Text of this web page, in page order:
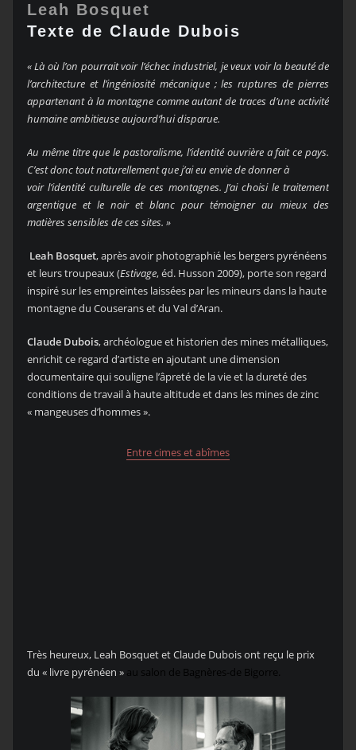
Leah Bosquet
Texte de Claude Dubois
« Là où l’on pourrait voir l’échec industriel, je veux voir la beauté de
l’architecture et l’ingéniosité mécanique ; les ruptures de pierres
appartenant à la montagne comme autantde traces d’une activité
humaine ambitieuse aujourd’hui disparue.
Au même titre que le pastoralisme, l’identitéouvrière a fait ce pays.
C’est donc toutnaturellement que j’ai eu envie de donner à
voir l’identité culturelle de ces montagnes. J’ai choisi le traitement
argentique et le noir etblanc pour témoigner au mieux des
matièressensibles de ces sites. »
Leah Bosquet, après avoir photographié les bergers pyrénéens
et leurs troupeaux (Estivage, éd. Husson 2009), porte son regard
inspiré sur les empreintes laissées par les mineurs dans la haute
montagne du Couserans et du Val d’Aran.
Claude Dubois, archéologue et historien des mines métalliques,
enrichit ce regard d’artiste en ajoutant une dimension
documentaire qui souligne l’âpreté de la vie et la dureté des
conditions de travail à haute altitude et dans les mines de zinc
« mangeuses d’hommes ».
Entre cimes et abîmes
Très heureux, Leah Bosquet et Claude Dubois ont reçu le prix
du « livre pyrénéen » au salon de Bagnères-de Bigorre.